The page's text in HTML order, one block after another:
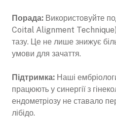
Порада: Використовуйте
Coital Alignment
тазу. Це не лише знижує
умови для зачаття.
Підтримка: Наші
працюють у синергії з
ендометріозу не ставало
лібідо.